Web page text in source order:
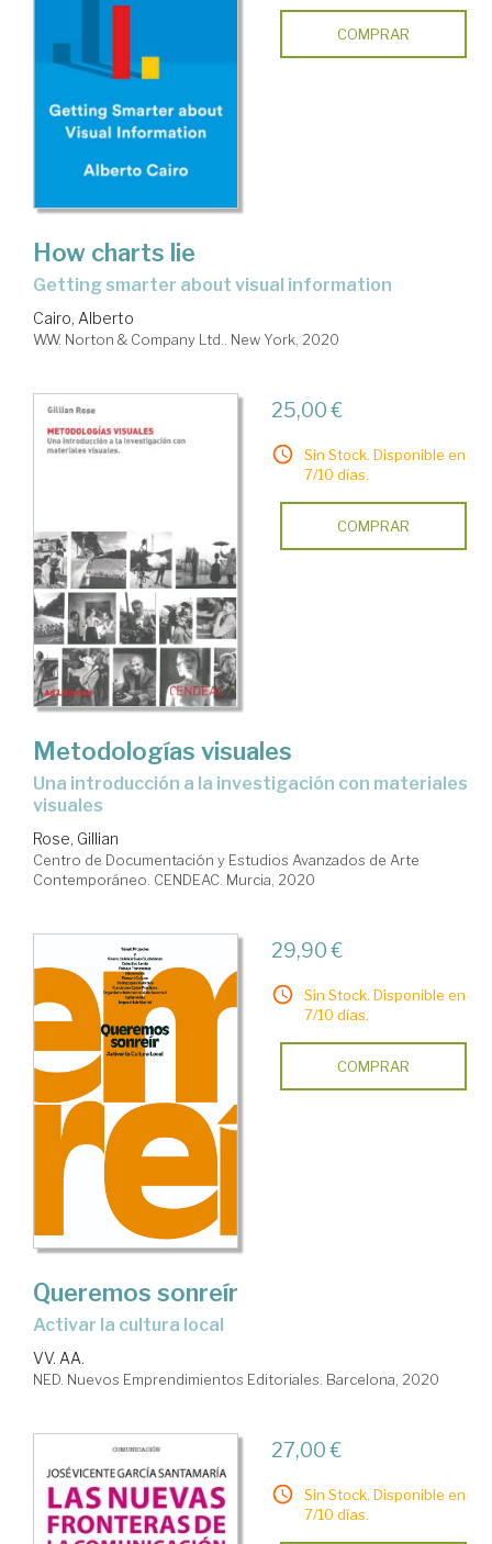
COMPRAR
How charts lie
getting smarter about visual information
Cairo, Alberto
W.W. Norton & Company Ltd.. New York, 2020
25,00 €
Sin Stock. Disponible en
7/10 días.
COMPRAR
Metodologías visuales
una introducción a la investigación con materiales
visuales
Rose, Gillian
Centro de Documentación y Estudios Avanzados de Arte
Contemporáneo. CENDEAC. Murcia, 2020
29,90 €
Sin Stock. Disponible en
7/10 días.
COMPRAR
Queremos sonreír
Activar la cultura local
VV. AA.
NED. Nuevos Emprendimientos Editoriales. Barcelona, 2020
27,00 €
Sin Stock. Disponible en
7/10 días.